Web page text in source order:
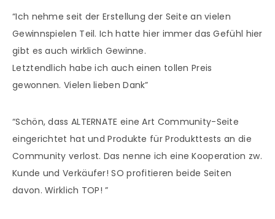
“Ich nehme seit der Erstellung der Seite an vielen
Gewinnspielen Teil. Ich hatte hier immer das Gefühl hier
gibt es auch wirklich Gewinne.
Letztendlich habe ich auch einen tollen Preis
gewonnen. Vielen lieben Dank”
“Schön, dass ALTERNATE eine Art Community-Seite
eingerichtet hat und Produkte für Produkttests an die
Community verlost. Das nenne ich eine Kooperation zw.
Kunde und Verkäufer! SO profitieren beide Seiten
davon. Wirklich TOP!”